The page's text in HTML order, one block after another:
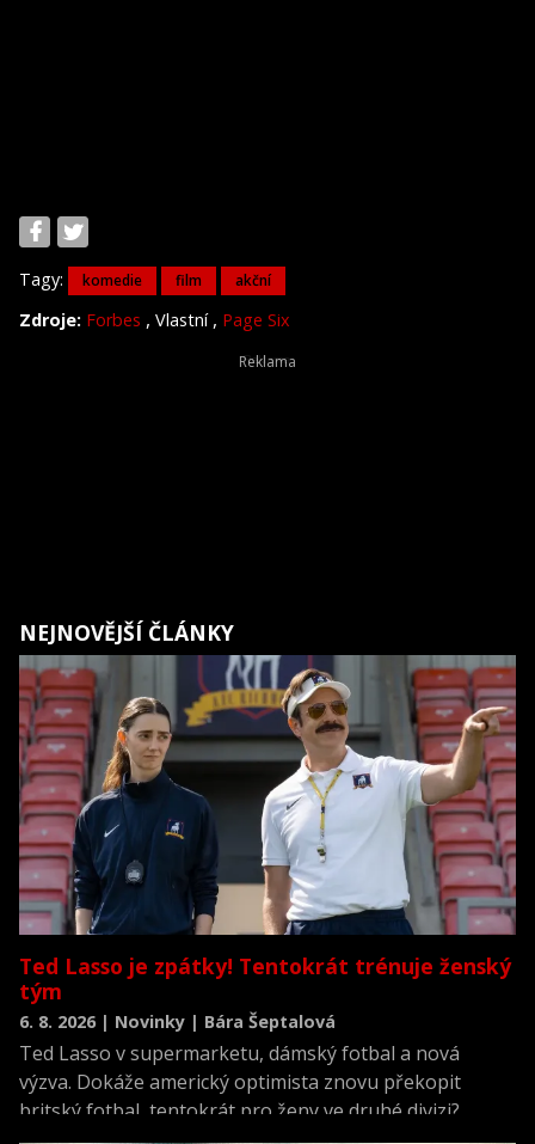
Tagy: komedie film akční
Zdroje: Forbes , Vlastní, Page Six
NEJNOVĚJŠÍ ČLÁNKY
Ted Lasso je zpátky! Tentokrát trénuje ženský
tým
6. 8. 2026 | Novinky | Bára Šeptalová
Ted Lasso v supermarketu, dámský fotbal a nová
výzva. Dokáže americký optimista znovu překopit
britský fotbal, tentokrát pro ženy ve druhé divizi?